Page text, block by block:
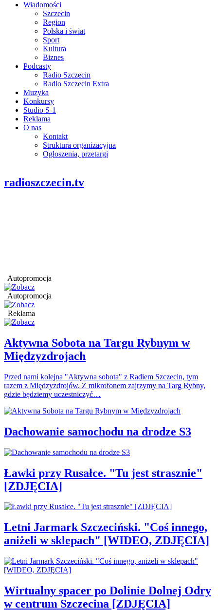
Wiadomości
Szczecin
Region
Polska i świat
Sport
Kultura
Biznes
Podcasty
Radio Szczecin
Radio Szczecin Extra
Muzyka
Konkursy
Studio S-1
Reklama
O nas
Kontakt
Struktura organizacyjna
Ogłoszenia, przetargi
radioszczecin.tv
Autopromocja
Autopromocja
Reklama
Aktywna Sobota na Targu Rybnym w
Międzyzdrojach
Przed nami kolejna "Aktywna sobota" z Radiem Szczecin, tym
razem z Międzyzdrojów. Z mikrofonem zajrzymy na Targ Rybny,
gdzie będziemy uczestniczyć…
Dachowanie samochodu na drodze S3
Ławki przy Rusałce. "Tu jest strasznie"
[ZDJĘCIA]
Letni Jarmark Szczeciński. "Coś innego,
aniżeli w sklepach" [WIDEO, ZDJĘCIA]
Wirtualny spacer po Dolinie Dolnej Odry
w centrum Szczecina [ZDJĘCIA]